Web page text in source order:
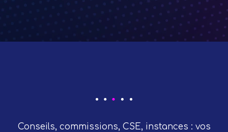
Conseils, commissions, CSE, instances : vos